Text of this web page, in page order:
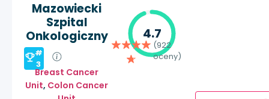
Mazowiecki
Szpital
Onkologiczny
#
3
Breast Cancer
Unit, Colon Cancer
4.7
(922
oceny)